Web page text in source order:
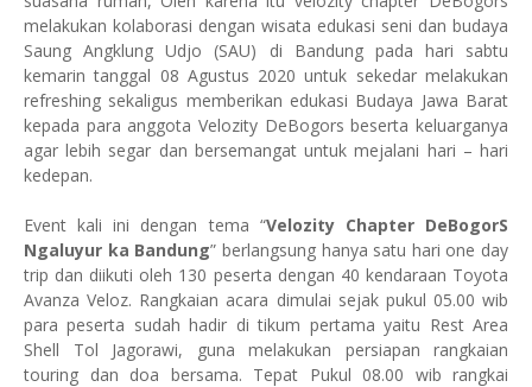
melakukan kolaborasi dengan wisata edukasi seni dan budaya
Saung Angklung Udjo (SAU) di Bandung pada hari sabtu
kemarin tanggal 08 Agustus 2020 untuk sekedar melakukan
refreshing sekaligus memberikan edukasi Budaya Jawa Barat
kepada para anggota Velozity DeBogors beserta keluarganya
agar lebih segar dan bersemangat untuk mejalani hari – hari
kedepan.
Event kali ini dengan tema “Velozity Chapter DeBogorS
Ngaluyur ka Bandung” berlangsung hanya satu hari one day
trip dan diikuti oleh 130 peserta dengan 40 kendaraan Toyota
Avanza Veloz. Rangkaian acara dimulai sejak pukul 05.00 wib
para peserta sudah hadir di tikum pertama yaitu Rest Area
Shell Tol Jagorawi, guna melakukan persiapan rangkaian
touring dan doa bersama. Tepat Pukul 08.00 wib rangkai